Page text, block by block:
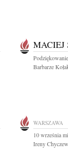
MACIEJ
Barbarze
WARSZAWA
10 września
Ireny